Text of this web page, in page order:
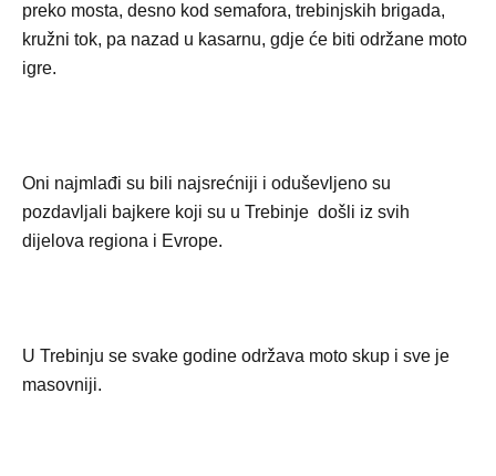
preko mosta, desno kod semafora, trebinjskih brigada,
kružni tok, pa nazad u kasarnu, gdje će biti održane moto
igre.
Oni najmlađi su bili najsrećniji i oduševljeno su
pozdavljali bajkere koji su u Trebinje došli iz svih
dijelova regiona i Evrope.
U Trebinju se svake godine održava moto skup i sve je
masovniji.